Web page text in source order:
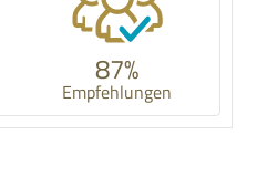
87%
Empfehlungen